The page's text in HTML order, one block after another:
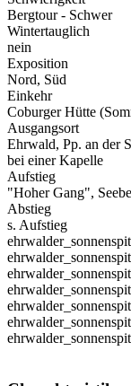
Bergtour - Schwer
Wintertauglich
nein
Exposition
Nord, Süd
Einkehr
Coburger Hütte
Ausgangsort
Ehrwald, Pp. an der
bei einer Kapelle
Aufstieg
"Hoher Gang",
Abstieg
s. Aufstieg